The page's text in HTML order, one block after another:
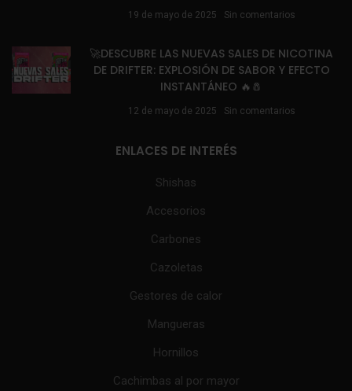
19 de mayo de 2025 Sin comentarios
🚀DESCUBRE LAS NUEVAS SALES DE NICOTINA
DE DRIFTER: EXPLOSIÓN DE SABOR Y EFECTO
INSTANTÁNEO 🔥🧂
12 de mayo de 2025 Sin comentarios
ENLACES DE INTERÉS
Shishas
Accesorios
Carbones
Cazoletas
Gestores de calor
Mangueras
Hornillos
Cachimbas al por mayor